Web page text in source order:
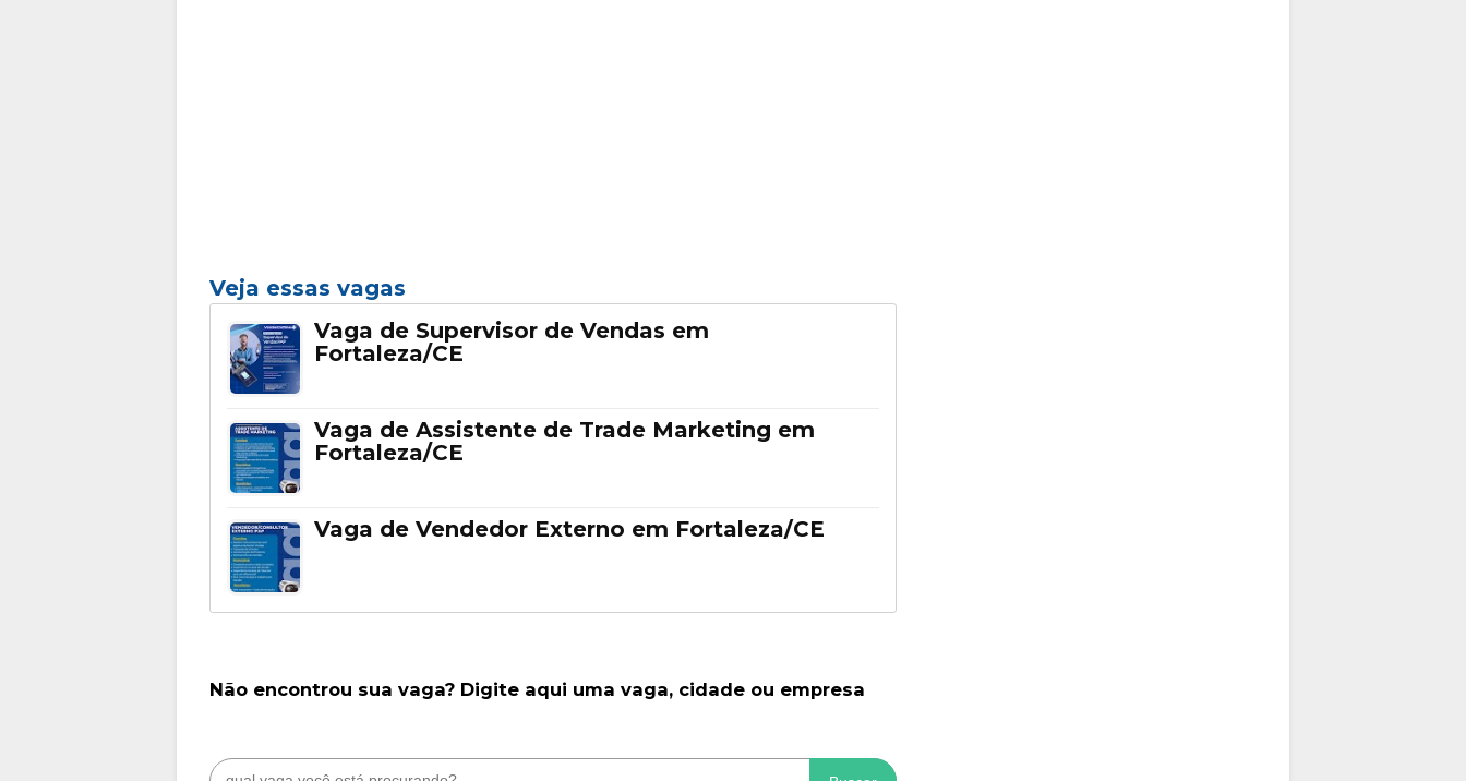
Veja essas vagas
Vaga de Supervisor de Vendas em
Fortaleza/CE
Vaga de Assistente de Trade Marketing em
Fortaleza/CE
Vaga de Vendedor Externo em Fortaleza/CE
Não encontrou sua vaga? Digite aqui uma vaga, cidade ou empresa